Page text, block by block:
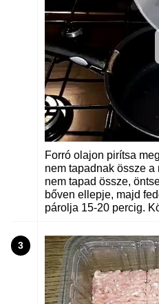
Forró olajon pirítsa
nem tapadnak össze
nem tapad össze,
bőven ellepje, majd
párolja 15-20 percig.
3